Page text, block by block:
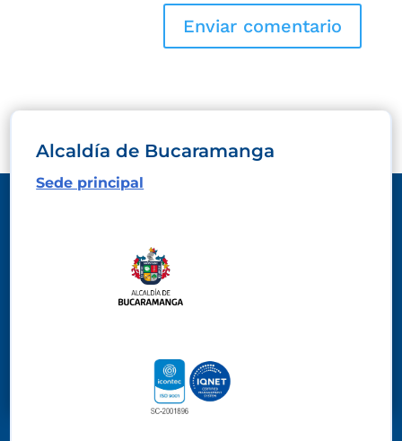
Alcaldía de Bucaramanga
Sede principal